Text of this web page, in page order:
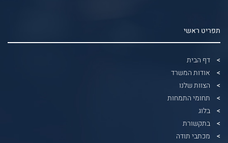
תפריט ראשי
דף הבית
אודות המשרד
הצוות שלנו
תחומי התמחות
בלוג
בתקשורת
מכתבי תודה